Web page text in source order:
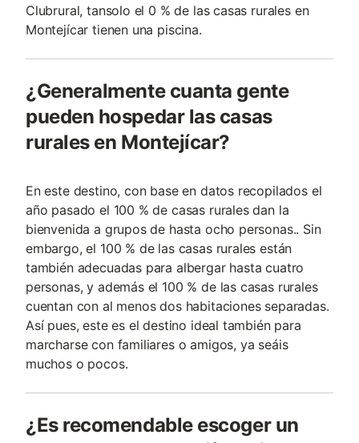
Clubrural, tansolo el 0 % de las casas rurales en
Montejícar tienen una piscina.
¿Generalmente cuanta gente
pueden hospedar las casas
rurales en Montejícar?
En este destino, con base en datos recopilados el
año pasado el 100 % de casas rurales dan la
bienvenida a grupos de hasta ocho personas.. Sin
embargo, el 100 % de las casas rurales están
también adecuadas para albergar hasta cuatro
personas, y además el 100 % de las casas rurales
cuentan con al menos dos habitaciones separadas.
Así pues, este es el destino ideal también para
marcharse con familiares o amigos, ya seáis
muchos o pocos.
¿Es recomendable escoger un